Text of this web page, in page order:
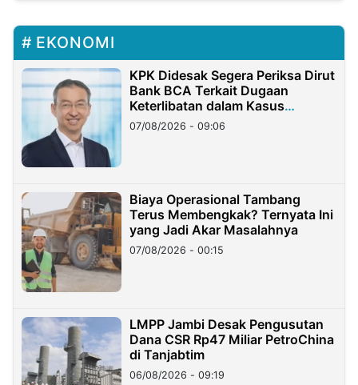
EKONOMI
KPK Didesak Segera Periksa Dirut
Bank BCA Terkait Dugaan
Keterlibatan dalam Kasus
Hilangnya Dana Nasabah Rp2,58
Miliar
07/08/2026 - 09:06
Biaya Operasional Tambang
Terus Membengkak? Ternyata Ini
yang Jadi Akar Masalahnya
07/08/2026 - 00:15
LMPP Jambi Desak Pengusutan
Dana CSR Rp47 Miliar PetroChina
di Tanjabtim
06/08/2026 - 09:19